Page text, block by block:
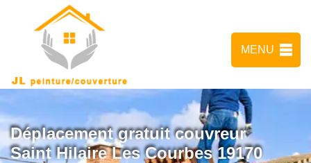
MENU
Déplacement gratuit couvreur
Saint Hilaire Les Courbes 19170